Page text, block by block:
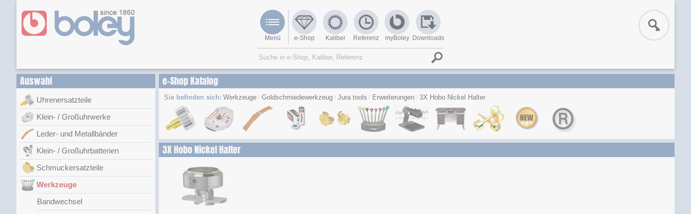
Menü e-Shop Kaliber Referenz myBoley Downloads
Auswahl
Uhrenersatzteile
Klein- / Großuhrwerke
Leder- und Metallbänder
Klein- / Großuhrbatterien
Schmuckersatzteile
Werkzeuge
Bandwechsel
e-Shop Katalog
Sie befinden sich: Werkzeuge Goldschmiedewerkzeug Jura tools Erweiterungen 3X Hobo Nickel Halter
3X Hobo Nickel Halter